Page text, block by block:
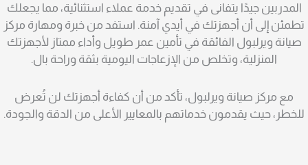
المدربين جيدًا يتفانى في تقديم خدمة عملاء استثنائية، مما يجعلك
تطمئن إلى أن أجهزتك في أيدي آمنة. استفد من خبرة ومهارة مركز
صيانة ويرلبول الفائقة في تأمين عمر طويل وأداء ممتاز لأجهزتك
المنزلية، وتخلص من الإزعاجات اليومية بثقة وراحة بال.
مع مركز صيانة ويرلبول، تأكد من أن كفاءة أجهزتك لن تُعرض
للخطر، حيث يقدمون خدماتهم بالمعايير الأعلى من الدقة والجودة.